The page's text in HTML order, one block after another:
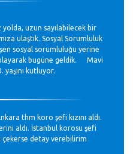
yolda, uzun sayılabilecek bir
ulaştık. Sosyal Sorumluluk
sosyal sorumluluğu yerine
bugüne geldik. Mavi
kutluyor.
thm koro şefi kızını aldı.
aldı. İstanbul korosu şefi
çekerse detay verebilirim